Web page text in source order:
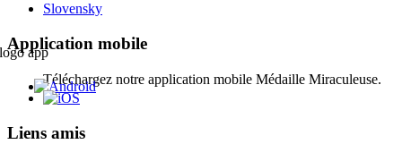
Slovensky
Application mobile
Téléchargez notre application mobile Médaille Miraculeuse.
Liens amis